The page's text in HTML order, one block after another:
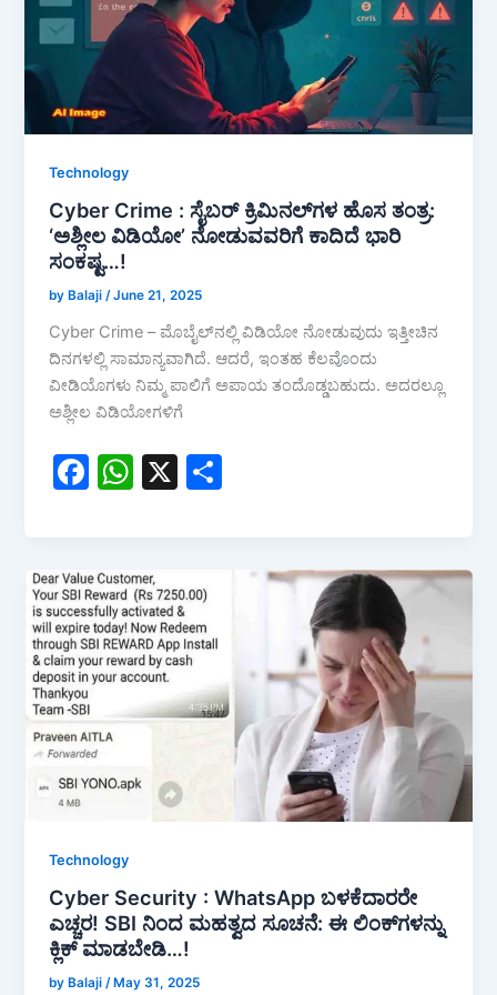
k
Technology
Cyber Crime : ಸೈಬರ್ ಕ್ರಿಮಿನಲ್‌ಗಳ ಹೊಸ ತಂತ್ರ:
‘ಅಶ್ಲೀಲ ವಿಡಿಯೋ’ ನೋಡುವವರಿಗೆ ಕಾದಿದೆ ಭಾರಿ
ಸಂಕಷ್ಟ…!
by Balaji/June 21, 2025
Cyber Crime – ಮೊಬೈಲ್‌ನಲ್ಲಿ ವಿಡಿಯೋ ನೋಡುವುದು ಇತ್ತೀಚಿನ
ದಿನಗಳಲ್ಲಿ ಸಾಮಾನ್ಯವಾಗಿದೆ. ಆದರೆ, ಇಂತಹ ಕೆಲವೊಂದು
ವೀಡಿಯೊಗಳು ನಿಮ್ಮ ಪಾಲಿಗೆ ಅಪಾಯ ತಂದೊಡ್ಡಬಹುದು. ಅದರಲ್ಲೂ
ಅಶ್ಲೀಲ ವಿಡಿಯೋಗಳಿಗೆ
F
e
b
o
o
k
W
s
A
p
p
X
Technology
Cyber Security : WhatsApp ಬಳಕೆದಾರರೇ
ಎಚ್ಚರ! SBI ನಿಂದ ಮಹತ್ವದ ಸೂಚನೆ: ಈ ಲಿಂಕ್‌ಗಳನ್ನು
ಕ್ಲಿಕ್ ಮಾಡಬೇಡಿ…!
by Balaji/ May 31, 2025